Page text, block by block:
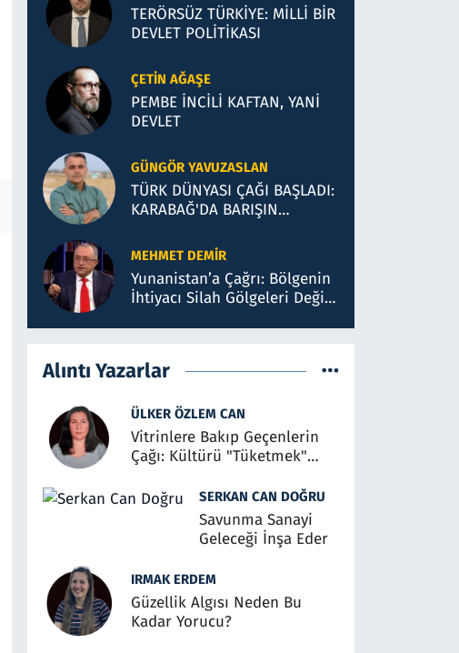
TERÖRSÜZ TÜRKİYE: MİLLİ BİR
DEVLET POLİTİKASI
ÇETIN AĞAŞE
PEMBE İNCİLİ KAFTAN, YANİ
DEVLET
GÜNGÖR YAVUZASLAN
TÜRK DÜNYASI ÇAĞI BAŞLADI:
KARABAĞ'DA BARIŞIN
TEMASLARI
MEHMET DEMIR
Yunanistan’a Çağrı: Bölgenin
İhtiyacı Silah Gölgeleri Değil,
Alıntı Yazarlar
ÜLKER ÖZLEM CAN
Vitrinlere Bakıp Geçenlerin
Çağı: Kültürü "Tüketmek"
SERKAN CAN DOĞRU
Savunma Sanayi
Geleceği İnşa Eder
IRMAK ERDEM
Güzellik Algısı Neden Bu
Kadar Yorucu?